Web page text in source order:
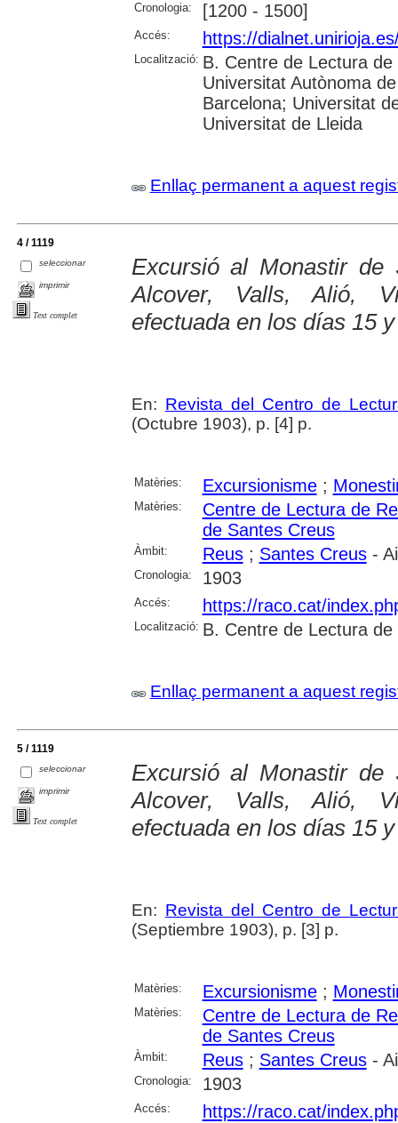
Cronologia: [1200 - 1500]
Accés: https://
Localització: B. Centre de Lectura
Universitat Autònoma
Barcelona; Universitat
Universitat de Lleida
Enllaç permanent a aquest
4 / 1119
seleccionar
imprimir
Text complet
Excursió al Monastir de
Alcover, Valls, Alió,
efectuada en los días 15
En: Revista del Centro de
(Octubre 1903), p. [4] p.
Matèries: Excursionisme;
Matèries:
Centre de Lectura de
de Santes Creus
Àmbit: Reus; Santes Creus-
Cronologia: 1903
Accés: https://raco.cat/
Localització: B. Centre de Lectura de
Enllaç permanent a aquest
5 / 1119
seleccionar
imprimir
Text complet
Excursió al Monastir de
Alcover, Valls, Alió,
efectuada en los días 15
En: Revista del Centro de
(Septiembre 1903), p. [3] p.
Matèries: Excursionisme;
Matèries:
Centre de Lectura de
de Santes Creus
Àmbit: Reus; Santes Creus-
Cronologia: 1903
Accés: https://raco.cat/